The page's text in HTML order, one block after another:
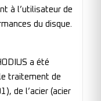
à l’utilisateur de
du disque.
a été
traitement de
de l’acier (acier